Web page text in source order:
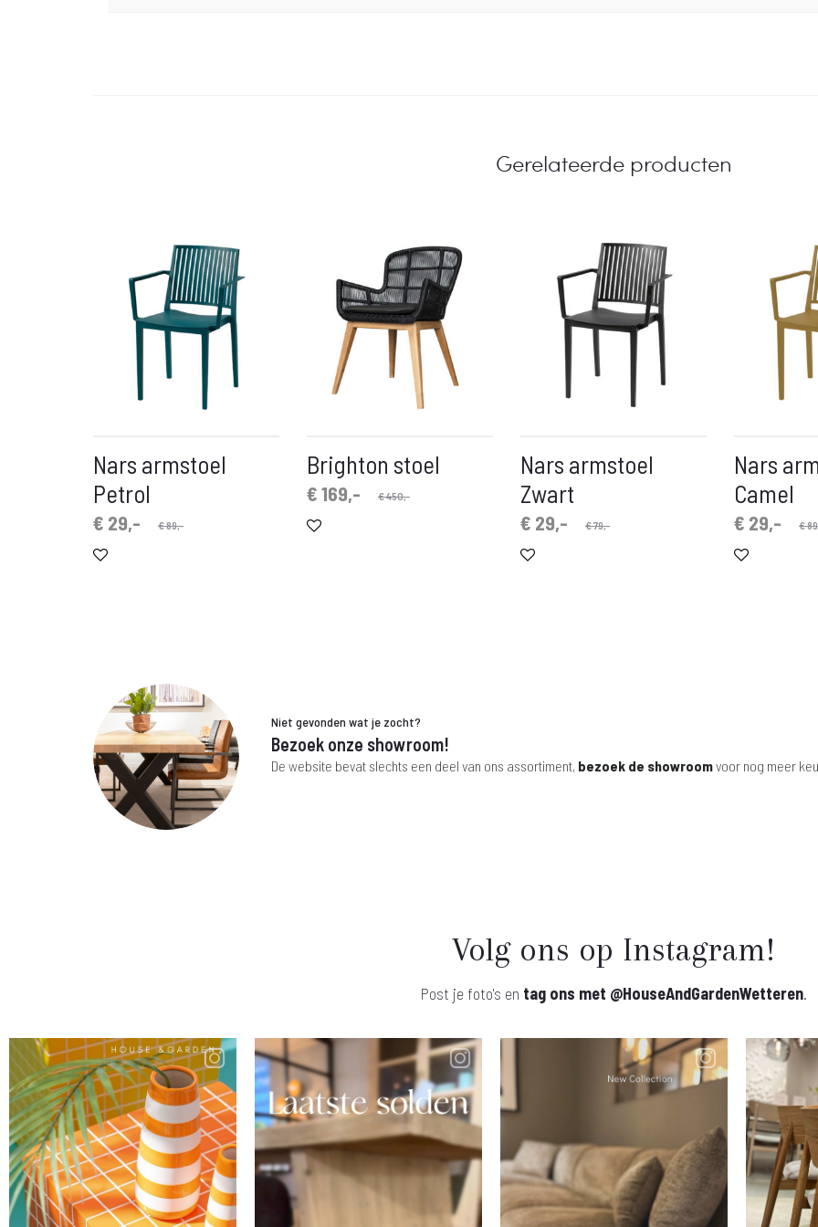
Gerelateerde producten
Nars armstoel
Petrol
€89,-
Oorspronkelijke
€ 29,-
Huidige
prijs
Brighton stoel
€450,-
Oorspronkelijke
€169,-
Huidige
prijs
Nars armstoel
Zwart
€79,-
Oorspronkelijke
€ 29,-
Huidige
prijs
Nars
Camel
€
Oorspronkelijke
€ 29,-
Huidige
prijs
Niet gevonden wat je zocht?
Bezoek onze showroom!
De website bevat slechts een deel van ons assortiment, bezoek de showroomvoor nog meer
Volg ons op Instagram!
Post je foto's en tag ons met @HouseAndGardenWetteren.